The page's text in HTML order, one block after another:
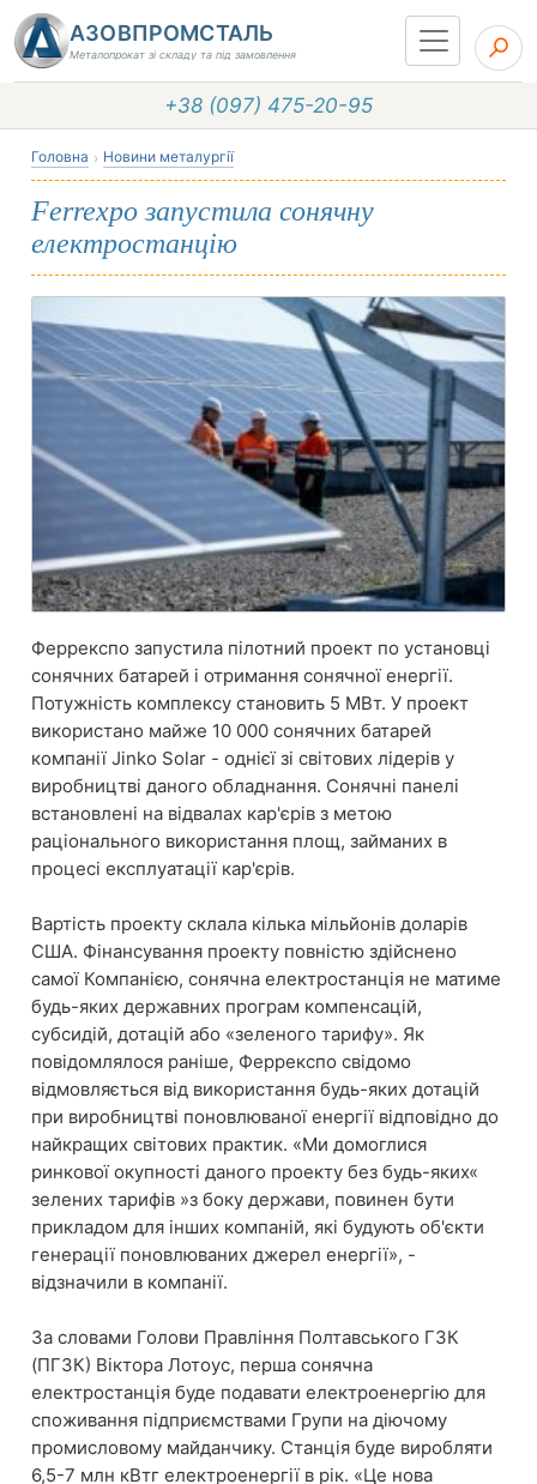
АЗОВПРОМСТАЛЬ
Металопрокат зі складу та під замовлення
+38 (097) 475-20-95
Головна Новини металургії
Ferrexpo запустила сонячну
електростанцію
Феррекспо запустила пілотний проект по установці
сонячних батарей і отримання сонячної енергії.
Потужність комплексу становить 5 МВт. У проект
використано майже 10 000 сонячних батарей
компанії Jinko Solar - однієї зі світових лідерів у
виробництві даного обладнання. Сонячні панелі
встановлені на відвалах кар'єрів з метою
раціонального використання площ, займаних в
процесі експлуатації кар'єрів.
Вартість проекту склала кілька мільйонів доларів
США. Фінансування проекту повністю здійснено
самої Компанією, сонячна електростанція не матиме
будь-яких державних програм компенсацій,
субсидій, дотацій або «зеленого тарифу». Як
повідомлялося раніше, Феррекспо свідомо
відмовляється від використання будь-яких дотацій
при виробництві поновлюваної енергії відповідно до
найкращих світових практик. «Ми домоглися
ринкової окупності даного проекту без будь-яких«
зелених тарифів »з боку держави, повинен бути
прикладом для інших компаній, які будують об'єкти
генерації поновлюваних джерел енергії», -
відзначили в компанії.
За словами Голови Правління Полтавського ГЗК
(ПГЗК) Віктора Лотоус, перша сонячна
електростанція буде подавати електроенергію для
споживання підприємствами Групи на діючому
промисловому майданчику. Станція буде виробляти
6,5-7 млн ​​кВтг електроенергії в рік. «Це нова